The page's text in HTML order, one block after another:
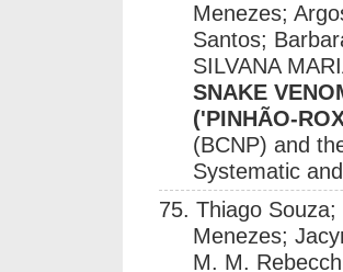
Menezes;
Santos;
SILVANA
SNAKE
('PINHÃO-
(BCNP) and
Systematic
75. Thiago
Menezes;
M. M.